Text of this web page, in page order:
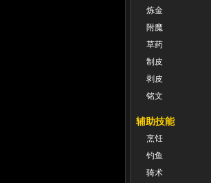
炼金
附魔
草药
制皮
剥皮
铭文
辅助技能
烹饪
钓鱼
骑术